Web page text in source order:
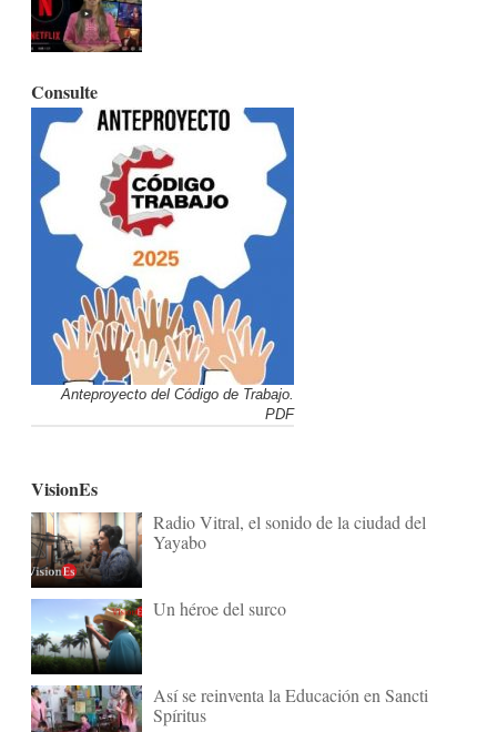
Consulte
Anteproyecto del Código de Trabajo.
PDF
VisionEs
Radio Vitral, el sonido de la ciudad del
Yayabo
Un héroe del surco
Así se reinventa la Educación en Sancti
Spíritus